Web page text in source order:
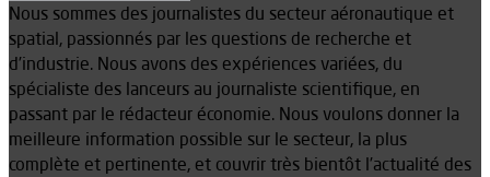
Nous sommes des journalistes du secteur aéronautique et
spatial, passionnés par les questions de recherche et
d’industrie. Nous avons des expériences variées, du
spécialiste des lanceurs au journaliste scientifique, en
passant par le rédacteur économie. Nous voulons donner la
meilleure information possible sur le secteur, la plus
complète et pertinente, et couvrir très bientôt l’actualité des